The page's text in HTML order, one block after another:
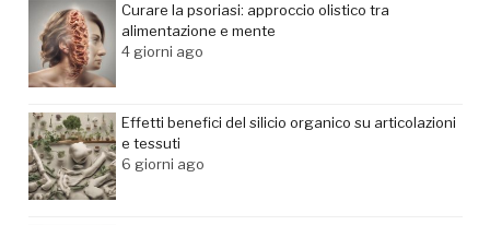
Curare la psoriasi: approccio olistico tra
alimentazione e mente
4 giorni ago
Effetti benefici del silicio organico su articolazioni
e tessuti
6 giorni ago